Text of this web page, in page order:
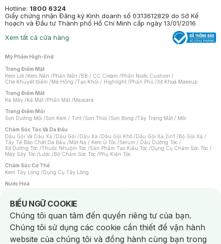
Hotline: 1800 6324
Giấy chứng nhận Đăng ký Kinh doanh số 0313612829 do Sở Kế
hoạch và Đầu tư Thành phố Hồ Chí Minh cấp ngày 13/01/2016
Xem tất cả cửa hàng
Mỹ Phẩm High-End
Trang Điểm Mặt
Kem Lót /Kem Nền /Phấn Nền /BB / CC Cream /Phấn Nước Cushion /
Che Khuyết Điểm /Má Hồng /Tạo Khối / Highlight /Phấn Phủ /Xịt Khoá Makeup
Trang Điểm Mắt
Kẻ Mày /Kẻ Mắt /Phấn Mắt /Mascara
Trang Điểm Môi
Son Dưỡng Môi /Son Kem / Tint /Son Thỏi /Son Bóng /Tẩy Trang Mắt / Môi
Chăm Sóc Tóc Và Da Đầu
Dầu Gội Và Dầu Xả /Dầu Gội /Dầu Xả /Dầu Gội Khô /Dầu Gội Xả 2in1 /Bộ Gội Xả /
Tẩy Tế Bào Chết Da Đầu /Mặt Nạ / Kem Ủ Tóc /Serum / Dầu Dưỡng Tóc /
Xịt Dưỡng Tóc /Thuốc Nhuộm Tóc /Sản Phẩm Tạo Kiểu Tóc /Dụng Cụ Chăm Sóc Tóc /
Máy Sấy Tóc /Lược /Bộ Chăm Sóc Tóc /Phụ Kiện Tóc
Chăm Sóc Cơ Thể
Kem Tẩy Lông /Dụng Cụ Tẩy Lông
Nước Hoa
Nước Hoa Nữ
Chăm Sóc Cá Nhân
Chống Muỗi /Khẩu Trang /Máy Massage/Mặt Nạ Xông Hơi /Nước Rửa Tay/
Sản Phẩm Chăm Sóc Khác /Bàn Chải Đánh Răng /Bàn Chải Điện/
Hỗ Trợ Trắng Răng/Kem Đánh Răng /Máy Tăm Nước/ Nước Súc Miệng/
Tăm / Chỉ Nha Khoa/ Xịt Thơm Miệng / Dung Dịch Vệ Sinh/Dưỡng Vùng Kín/
Khăn Ướt Vệ Sinh Vùng Kín/Băng Vệ Sinh/Tampon/Bọt Cạo Râu /Dao Cạo Râu/
BIỂU NGỮ COOKIE
Notice about cookies usage
Chúng tôi quan tâm đến quyền riêng tư của bạn.
Chúng tôi sử dụng các cookie cần thiết để vận hành
website của chúng tôi và đồng hành cùng bạn trong